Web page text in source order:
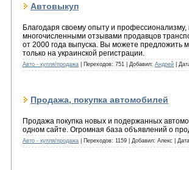
Автовыкуп
Благодаря своему опыту и
многочисленными отзывами продавцов
от 2000 года выпуска. Вы можете
только на украинской регистрации.
Авто - купля/продажа | Переходов: 751 | Добавил: Андрей |
Продажа, покупка автомобилей
Продажа покупка новых и подержанных
одном сайте. Огромная база объявлений о
Авто - купля/продажа | Переходов: 1159 | Добавил: Алекс |